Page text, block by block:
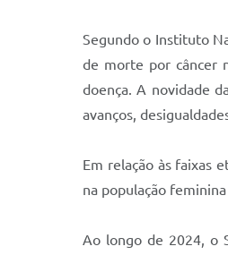
Segundo o Instituto
de morte por câncer
doença. A novidade
avanços,
Em relação às faixas
na população feminina
Ao longo de 2024, o